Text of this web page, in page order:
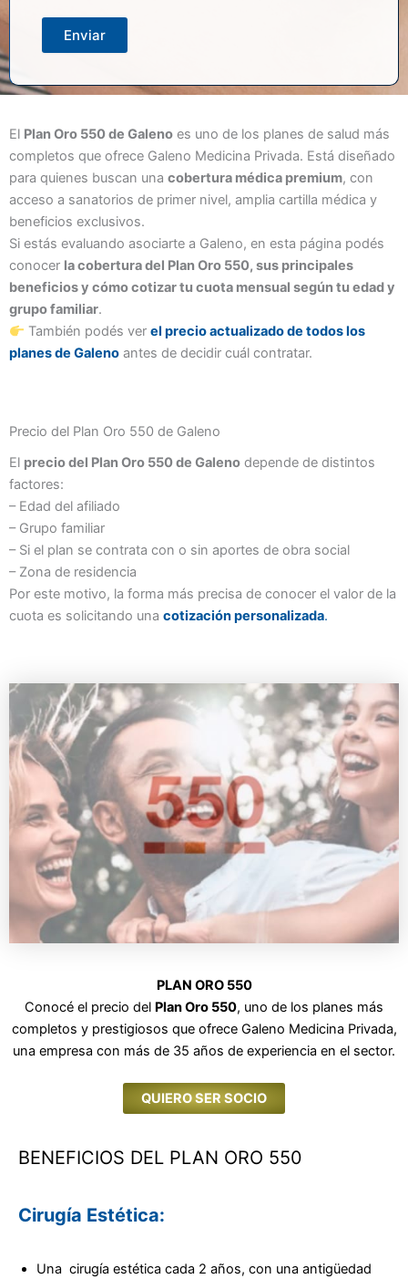
Enviar
El Plan Oro 550 de Galeno es uno de los planes de salud más
completos que ofrece Galeno Medicina Privada. Está diseñado
para quienes buscan una cobertura médica premium, con
acceso a sanatorios de primer nivel, amplia cartilla médica y
beneficios exclusivos.
Si estás evaluando asociarte a Galeno, en esta página podés
conocer la cobertura del Plan Oro 550, sus principales
beneficios y cómo cotizar tu cuota mensual según tu edad y
grupo familiar.
También podés ver el precio actualizado de todos los
planes de Galeno antes de decidir cuál contratar.
Precio del Plan Oro 550 de Galeno
El precio del Plan Oro 550 de Galeno depende de distintos
factores:
– Edad del afiliado
– Grupo familiar
– Si el plan se contrata con o sin aportes de obra social
– Zona de residencia
Por este motivo, la forma más precisa de conocer el valor de la
cuota es solicitando una cotización personalizada.
PLAN ORO 550
Conocé el precio del Plan Oro 550, uno de los planes más
completos y prestigiosos que ofrece Galeno Medicina Privada,
una empresa con más de 35 años de experiencia en el sector.
QUIERO SER SOCIO
BENEFICIOS DEL PLAN ORO 550
Cirugía Estética:
Una cirugía estética cada 2 años, con una antigüedad